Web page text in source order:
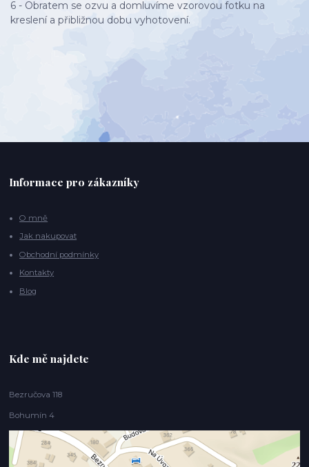
6 - Obratem se ozvu a domluvíme vzorovou fotku na
kreslení a přibližnou dobu vyhotovení.
Informace pro zákazníky
O mně
Jak nakupovat
Obchodní podmínky
Kontakty
Blog
Kde mě najdete
Bezručova 118
Bohumín 4